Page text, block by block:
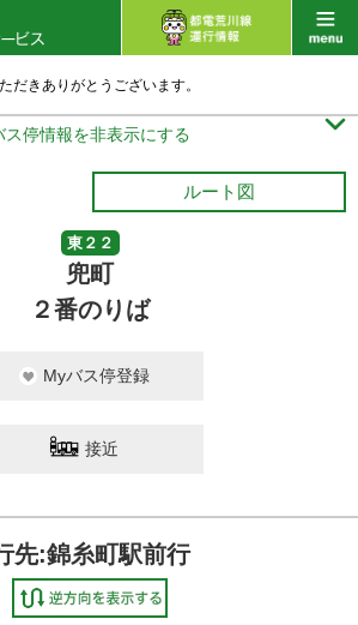
だきありがとうございます。
ス停情報を非表示にする 
ルート図
東２２
兜町
２番のりば
Myバス停登録
接近
先:錦糸町駅前行